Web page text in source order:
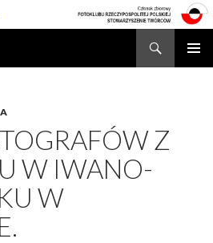
Z
W IWANO-
W